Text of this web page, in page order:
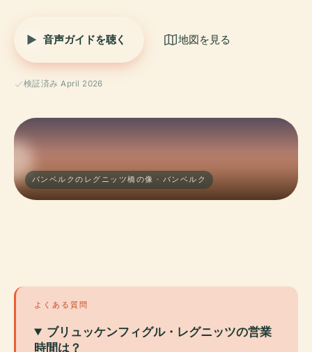
音声ガイドを聴く 地図を見る
検証済み April 2026
バンベルクのレグニッツ橋の像 · バンベルク
よくある質問
ブリュッケンフィグル・レグニッツの営業
時間は？